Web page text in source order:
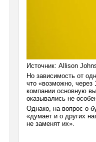
Источник: Allison
Но зависимость от
что «возможно,
компании основную
оказывались не
Однако, на вопрос о
«думает и о других
не заменят их».